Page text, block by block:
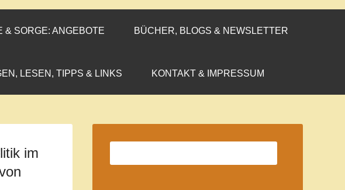
& SORGE: ANGEBOTE BÜCHER, BLOGS & NEWSLETTER
LESEN, TIPPS & LINKS KONTAKT & IMPRESSUM
im